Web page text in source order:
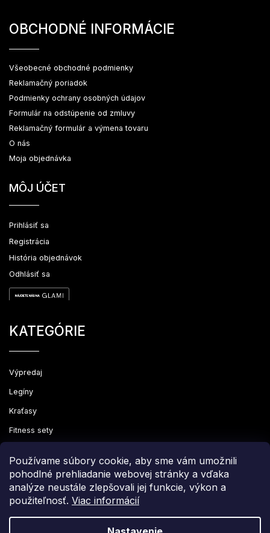
Používame súbory cookie, aby sme vám umožnili
pohodlné prehliadanie webovej stránky a vďaka
analýze neustále zlepšovali jej funkcie, výkon a
použiteľnosť. Viac informácií
OBCHODNÉ INFORMÁCIE
Všeobecné obchodné podmienky
Reklamačný poriadok
Podmienky ochrany osobných údajov
Formulár na odstúpenie od zmluvy
Reklamačný formulár a výmena tovaru
O nás
Moja objednávka
MÔJ ÚČET
Prihlásiť sa
Registrácia
História objednávok
Odhlásiť sa
KATEGÓRIE
Výpredaj
Legíny
Kraťasy
Fitness sety